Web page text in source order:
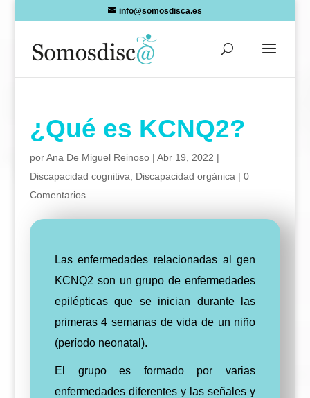
info@somosdisca.es
¿Qué es KCNQ2?
porAna De Miguel Reinoso| Abr 19, 2022 |
Discapacidad cognitiva
Discapacidad orgánica | 0
Comentarios
Las enfermedades relacionadas al gen
KCNQ2 son un grupo de enfermedades
epilépticas que se inician durante las
primeras 4 semanas de vida de un niño
(período neonatal).
El grupo es formado por varias
enfermedades diferentes y las señales y